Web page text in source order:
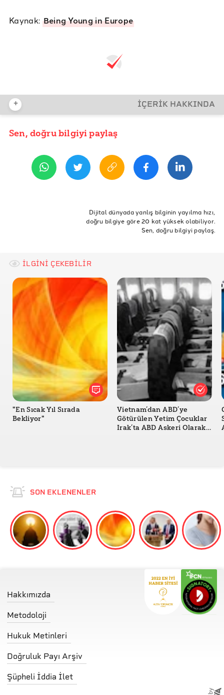
Kaynak: Being Young in Europe
+ İÇERİK HAKKINDA
YAYIN TARİHİ
Gençlik Avrupa Doğum
Genç
Yabancı Dil
Sen, doğru bilgiyi paylaş
Dijital dünyada yanlış bilginin yayılma hızı,
doğru bilgiye göre 20 kat yüksek olabiliyor.
Sen, doğru bilgiyi paylaş.
İLGİNİ ÇEKEBİLİR
"En Sıcak Yıl Sırada
Bekliyor"
Vietnam’dan ABD’ye
Götürülen Yetim Çocuklar
Irak’ta ABD Askeri Olarak
SON EKLENENLER
Hakkımızda
Metodoloji
Hukuk Metinleri
Doğruluk Payı Arşiv
Şüpheli İddia İlet